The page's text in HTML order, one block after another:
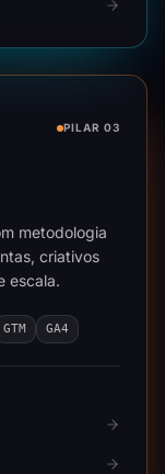
PILAR 03
metodologia
criativos
escala.
GTM GA4